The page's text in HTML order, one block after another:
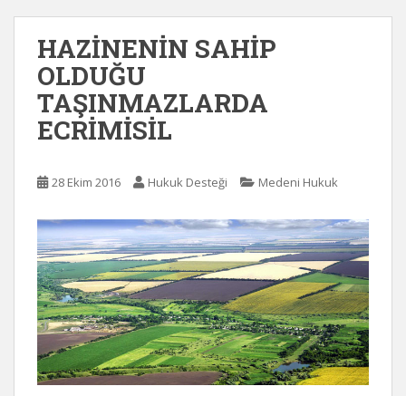
HAZİNENİN SAHİP
OLDUĞU
TAŞINMAZLARDA
ECRİMİSİL
28 Ekim 2016 Hukuk Desteği Medeni Hukuk